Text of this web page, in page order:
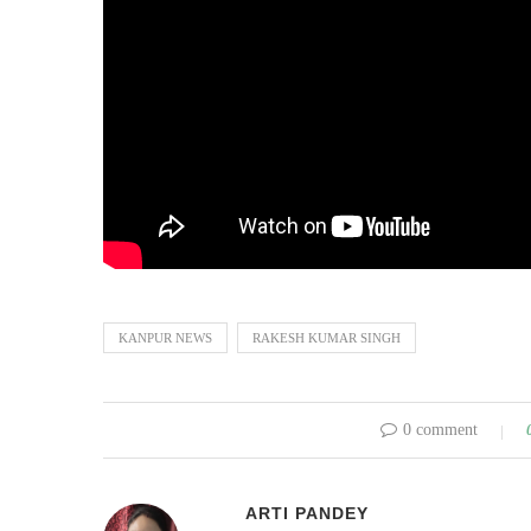
KANPUR NEWS RAKESH KUMAR SINGH
0 comment
ARTI PANDEY